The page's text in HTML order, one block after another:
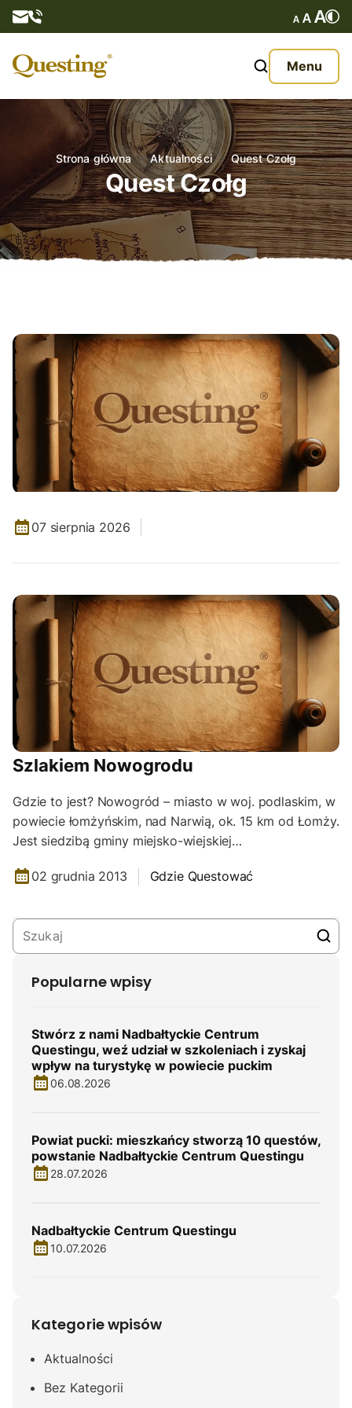
Menu
O nas
Oferta
Aktualności
Kontakt
Strona główna Aktualności Quest Czołg
Quest Czołg
07 sierpnia 2026
Szlakiem Nowogrodu
Gdzie to jest? Nowogród – miasto w woj. podlaskim, w
powiecie łomżyńskim, nad Narwią, ok. 15 km od Łomży.
Jest siedzibą gminy miejsko-wiejskiej…
02 grudnia 2013 Gdzie Questować
Popularne wpisy
Stwórz z nami Nadbałtyckie Centrum
Questingu, weź udział w szkoleniach i zyskaj
wpływ na turystykę w powiecie puckim
06.08.2026
Powiat pucki: mieszkańcy stworzą 10 questów,
powstanie Nadbałtyckie Centrum Questingu
28.07.2026
Nadbałtyckie Centrum Questingu
10.07.2026
Kategorie wpisów
Aktualności
Bez Kategorii